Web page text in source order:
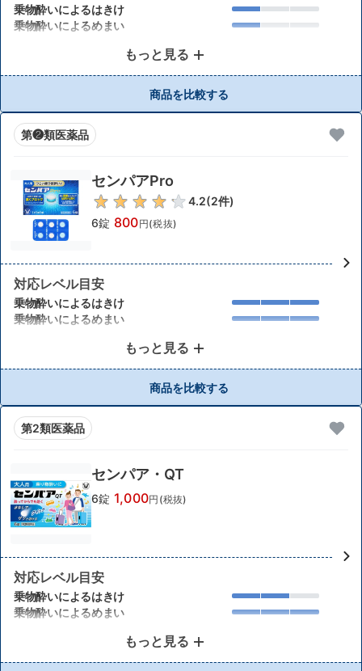
乗物酔いによるはきけ
乗物酔いによるめまい
もっと見る
商品を比較する
第❷類医薬品
センパアPro
4.2(2件)
6錠 800円(税抜)
対応レベル目安
乗物酔いによるはきけ
乗物酔いによるめまい
もっと見る
商品を比較する
第2類医薬品
センパア・QT
6錠 1,000円(税抜)
対応レベル目安
乗物酔いによるはきけ
乗物酔いによるめまい
もっと見る